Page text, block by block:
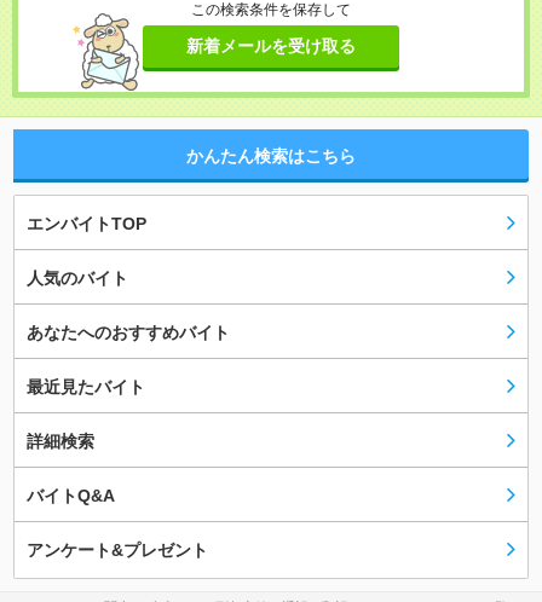
この検索条件を保存して
新着メールを受け取る
かんたん検索はこちら
エンバイトTOP
人気のバイト
あなたへのおすすめバイト
最近見たバイト
詳細検索
バイトQ&A
アンケート&プレゼント